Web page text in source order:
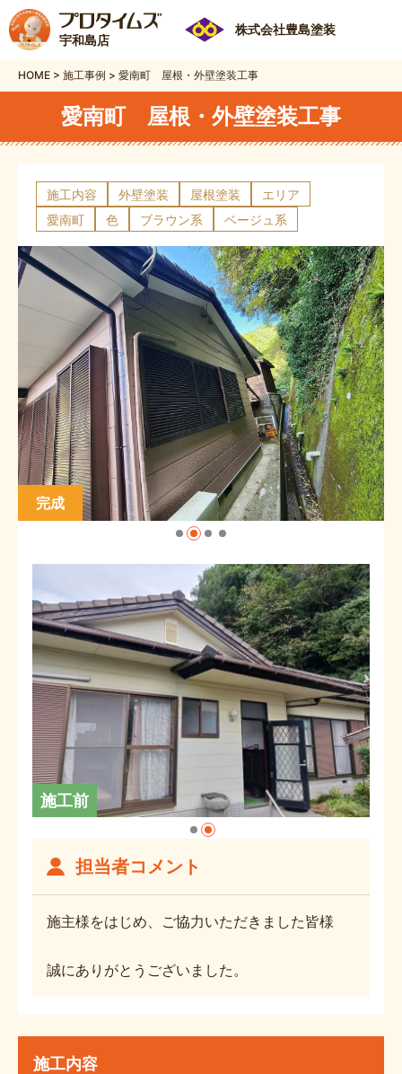
宇和島店
株式会社豊島塗装
HOME > 施工事例 > 愛南町 屋根・外壁塗装工事
愛南町 屋根・外壁塗装工事
施工内容 外壁塗装 屋根塗装
エリア
愛南町
色 ブラウン系 ベージュ系
完成
施工前
担当者コメント
施主様をはじめ、ご協力いただきました皆様
誠にありがとうございました。
施工内容